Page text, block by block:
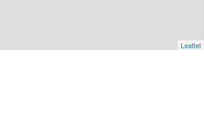
Leaflet